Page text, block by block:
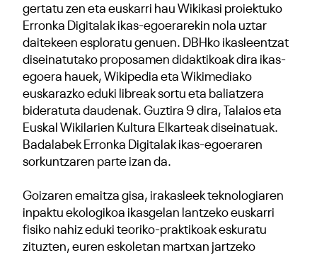
gertatu zen eta euskarri hau Wikikasi proiektuko
Erronka Digitalak ikas-egoerarekin nola uztar
daitekeen esploratu genuen. DBHko ikasleentzat
diseinatutako proposamen didaktikoak dira ikas-
egoera hauek, Wikipedia eta Wikimediako
euskarazko eduki libreak sortu eta baliatzera
bideratuta daudenak. Guztira 9 dira, Talaios eta
Euskal Wikilarien Kultura Elkarteak diseinatuak.
Badalabek Erronka Digitalak ikas-egoeraren
sorkuntzaren parte izan da.
Goizaren emaitza gisa, irakasleek teknologiaren
inpaktu ekologikoa ikasgelan lantzeko euskarri
fisiko nahiz eduki teoriko-praktikoak eskuratu
zituzten, euren eskoletan martxan jartzeko